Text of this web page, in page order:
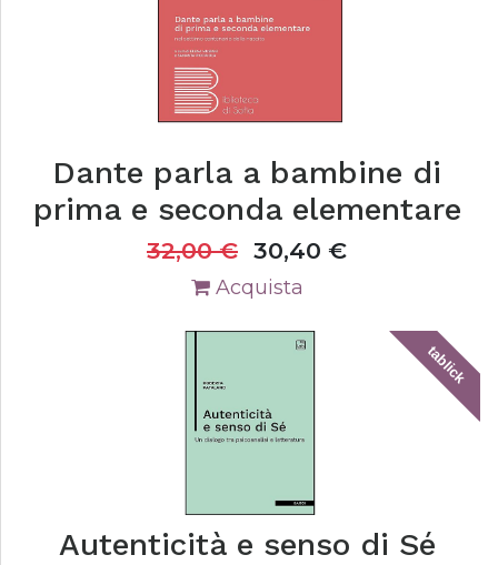
Dante parla a bambine di
prima e seconda elementare
32,00€ 30,40 €
Acquista
tablick
Autenticità e senso di Sé